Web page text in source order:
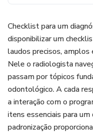
Checklist para um
disponibilizar um
laudos precisos,
Nele o radiologista
passam por tópicos
odontológico. A cada
a interação com o
itens essenciais para
padronização